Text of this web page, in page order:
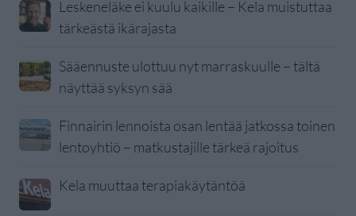
Leskeneläke ei kuulu kaikille – Kela muistuttaa
tärkeästä ikärajasta
Sääennuste ulottuu nyt marraskuulle – tältä
näyttää syksyn sää
Finnairin lennoista osan lentää jatkossa toinen
lentoyhtiö – matkustajille tärkeä rajoitus
Kela muuttaa terapiakäytäntöä